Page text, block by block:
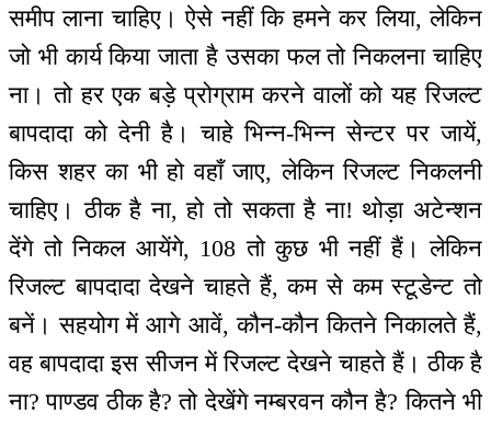
समीप लाना चाहिए। ऐसे नहीं कि हमने कर लिया, लेकिन
जो भी कार्य किया जाता है उसका फल तो निकलना चाहिए
ना। तो हर एक बड़े प्रोग्राम करने वालों को यह रिजल्ट
बापदादा को देनी है। चाहे भिन्न-भिन्न सेन्टर पर जायें,
किस शहर का भी हो वहाँ जाए, लेकिन रिजल्ट निकलनी
चाहिए। ठीक है ना, हो तो सकता है ना! थोड़ा अटेन्शन
देंगे तो निकल आयेंगे, 108 तो कुछ भी नहीं हैं। लेकिन
रिजल्ट बापदादा देखने चाहते हैं, कम से कम स्टूडेन्ट तो
बनें। सहयोग में आगे आवें, कौन-कौन कितने निकालते हैं,
वह बापदादा इस सीजन में रिजल्ट देखने चाहते हैं। ठीक है
ना? पाण्डव ठीक है? तो देखेंगे नम्बरवन कौन है? कितने भी